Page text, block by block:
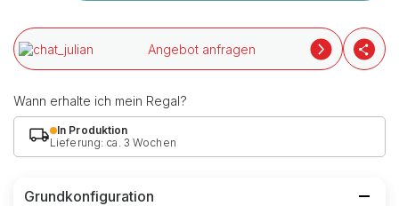
Angebot anfragen
Wann erhalte ich mein Regal?
In Produktion
Lieferung: ca. 3 Wochen
Grundkonfiguration